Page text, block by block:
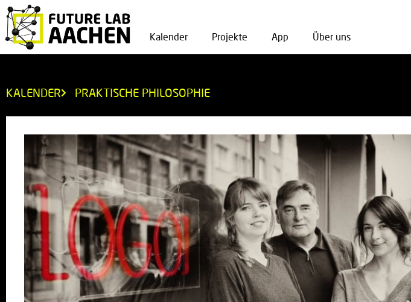
Kalender Projekte App Über uns
KALENDER PRAKTISCHE PHILOSOPHIE